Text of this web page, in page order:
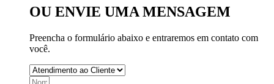
OU ENVIE UMA MENSAGEM
Preencha o formulário abaixo e entraremos em contato com
você.